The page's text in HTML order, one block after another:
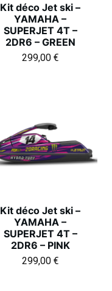
Kit déco Jet ski –
YAMAHA –
SUPERJET 4T –
2DR6 – GREEN
299,00 €
Kit déco Jet ski –
YAMAHA –
SUPERJET 4T –
2DR6 – PINK
299,00 €